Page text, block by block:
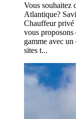
Vous souhaitez
Atlantique?
Chauffeur
vous proposons
gamme avec
sites t...